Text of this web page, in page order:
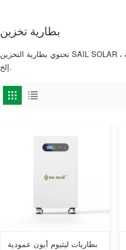
بطارية تخزين
تحتوي بطارية التخزين SAIL SOLAR على بطارية حمض الرصاص 12 فولت و 2 فولت ، وبطارية جيل ، وبطارية كربون الرصاص ، وبطارية أمامية ،
إلخ.
بطاريات ليثيوم أيون عمودية